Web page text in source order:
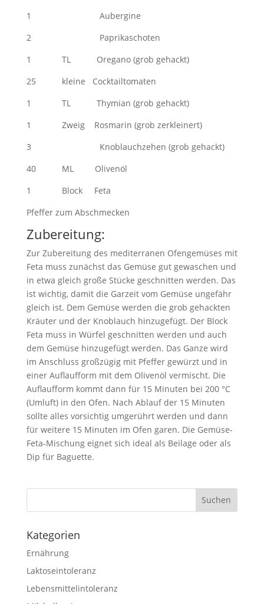
1 Aubergine
2 Paprikaschoten
1 TL Oregano (grob gehackt)
25 kleine Cocktailtomaten
1 TL Thymian (grob gehackt)
1 Zweig Rosmarin (grob zerkleinert)
3 Knoblauchzehen (grob gehackt)
40 ML Olivenöl
1 Block Feta
Pfeffer zum Abschmecken
Zubereitung:
Zur Zubereitung des mediterranen Ofengemüses mit
Feta muss zunächst das Gemüse gut gewaschen und
in etwa gleich große Stücke geschnitten werden. Das
ist wichtig, damit die Garzeit vom Gemüse ungefähr
gleich ist. Dem Gemüse werden die grob gehackten
Kräuter und der Knoblauch hinzugefügt. Der Block
Feta muss in Würfel geschnitten werden und auch
dem Gemüse hinzugefügt werden. Das Ganze wird
im Anschluss großzügig mit Pfeffer gewürzt und in
einer Auflaufform mit dem Olivenöl vermischt. Die
Auflaufform kommt dann für 15 Minuten bei 200 °C
(Umluft) in den Ofen. Nach Ablauf der 15 Minuten
sollte alles vorsichtig umgerührt werden und dann
für weitere 15 Minuten im Ofen garen. Die Gemüse-
Feta-Mischung eignet sich ideal als Beilage oder als
Dip für Baguette.
Kategorien
Ernährung
Laktoseintoleranz
Lebensmittelintoleranz